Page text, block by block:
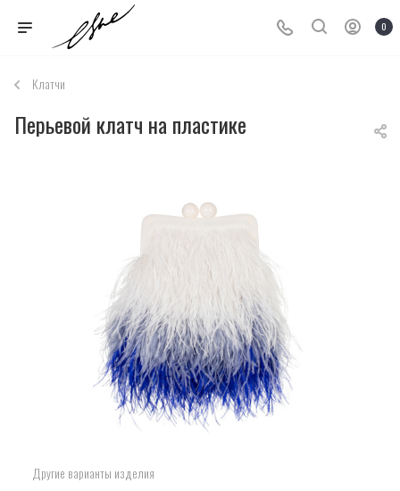
0
Клатчи
Перьевой клатч на пластике
Другие варианты изделия